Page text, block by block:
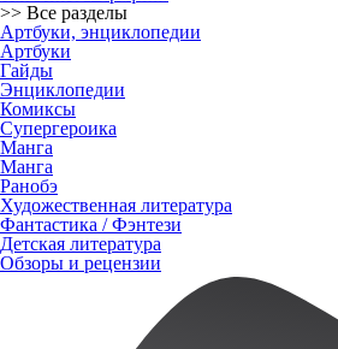
>> Все разделы
Артбуки, энциклопедии
Артбуки
Гайды
Энциклопедии
Комиксы
Супергероика
Манга
Манга
Ранобэ
Художественная литература
Фантастика / Фэнтези
Детская литература
Обзоры и рецензии